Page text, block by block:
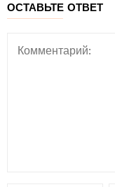
ОСТАВЬТЕ ОТВЕТ